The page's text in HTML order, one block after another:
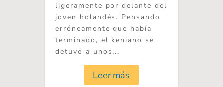
ligeramente por delante del
joven holandés. Pensando
erróneamente que había
terminado, el keniano se
detuvo a unos...
Leer más